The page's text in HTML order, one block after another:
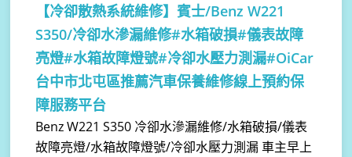
【冷卻散熱系統維修】賓士/Benz W221
S350/冷卻水滲漏維修#水箱破損#儀表故障
亮燈#水箱故障燈號#冷卻水壓力測漏#OiCar
台中市北屯區推薦汽車保養維修線上預約保
障服務平台
Benz W221 S350 冷卻水滲漏維修/水箱破損/儀表
故障亮燈/水箱故障燈號/冷卻水壓力測漏 車主早上